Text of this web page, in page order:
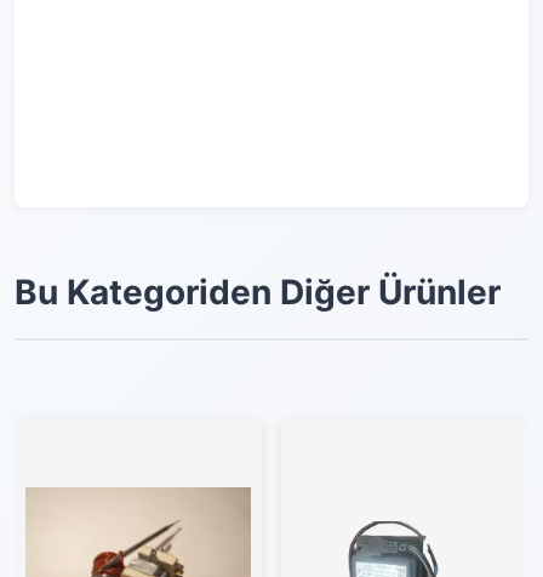
Bu Kategoriden Diğer Ürünler